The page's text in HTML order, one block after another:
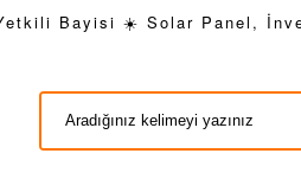
Bayisi ☀️ Solar Panel,